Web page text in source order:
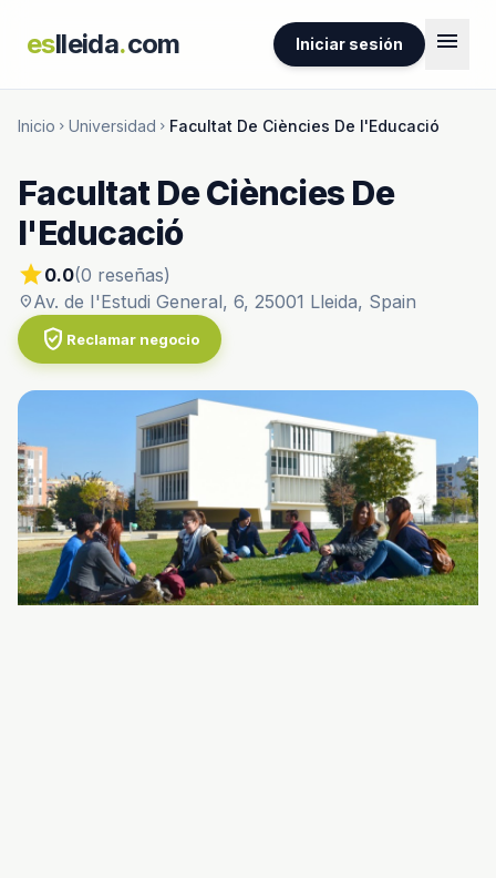
eslleida.com Iniciar sesión menu
Inicio chevron_right Universidad chevron_right Facultat De Ciències De l'Educació
Facultat De Ciències De
l'Educació
star0.0(0 reseñas)
location_onAv. de I'Estudi General, 6, 25001 Lleida, Spain
verified_user Reclamar negocio